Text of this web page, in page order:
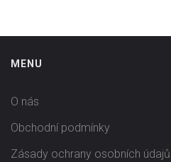
MENU
O nás
Obchodní podmínky
Zásady ochrany osobních údajů